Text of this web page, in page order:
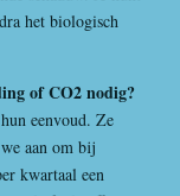
het biologisch
of CO2 nodig?
eenvoud. Ze
aan om bij
kwartaal een